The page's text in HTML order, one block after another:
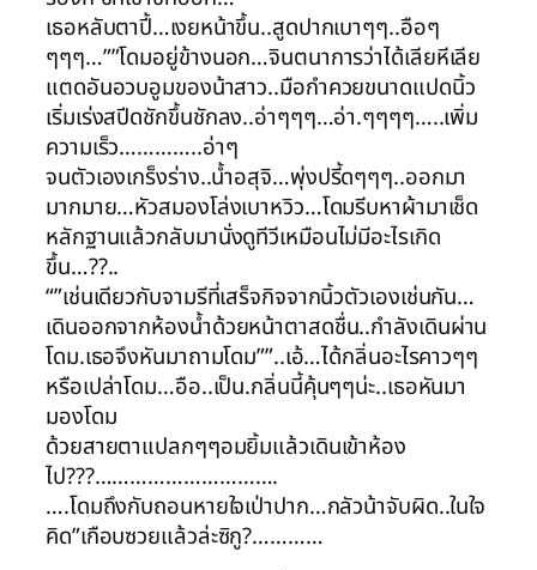
เธอหลับตาปี้…เงยหน้าขึ้น..สูดปากเบาๆๆ..อือๆ
ๆๆๆ…””โดมอยู่ข้างนอก…จินตนาการว่าได้เลียหีเลีย
แตดอันอวบอูมของน้าสาว..มือกำควยขนาดแปดนิ้ว
เริ่มเร่งสปีดชักขึ้นชักลง..อ่าๆๆๆ…อ่า.ๆๆๆๆ…..เพิ่ม
ความเร็ว…………..อ่าๆ
จนตัวเองเกร็งร่าง..น้ำอสุจิ…พุ่งปรี้ดๆๆๆ..ออกมา
มากมาย…หัวสมองโล่งเบาหวิว…โดมรีบหาผ้ามาเช็ด
หลักฐานแล้วกลับมานั่งดูทีวีเหมือนไม่มีอะไรเกิด
ขึ้น…??..
“”เช่นเดียวกับจามรีที่เสร็จกิจจากนิ้วตัวเองเช่นกัน…
เดินออกจากห้องน้ำด้วยหน้าตาสดชื่น..กำลังเดินผ่าน
โดม.เธอจึงหันมาถามโดม””..เอ้…ได้กลิ่นอะไรคาวๆๆ
หรือเปล่าโดม…อือ..เป็น.กลิ่นนี้คุ้นๆๆน่ะ..เธอหันมา
มองโดม
ด้วยสายตาแปลกๆๆอมยิ้มแล้วเดินเข้าห้อง
ไป???………………………….
….โดมถึงกับถอนหายใจเป่าปาก…กลัวน้าจับผิด..ในใจ
คิด”เกือบซวยแล้วล่ะซิกู?…………